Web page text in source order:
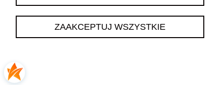
ZAAKCEPTUJ WSZYSTKIE